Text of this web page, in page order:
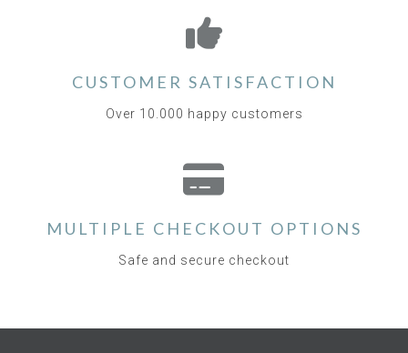
CUSTOMER SATISFACTION
Over 10.000 happy customers
MULTIPLE CHECKOUT OPTIONS
Safe and secure checkout